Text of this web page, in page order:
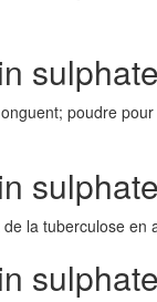
poudre
la tuberculose